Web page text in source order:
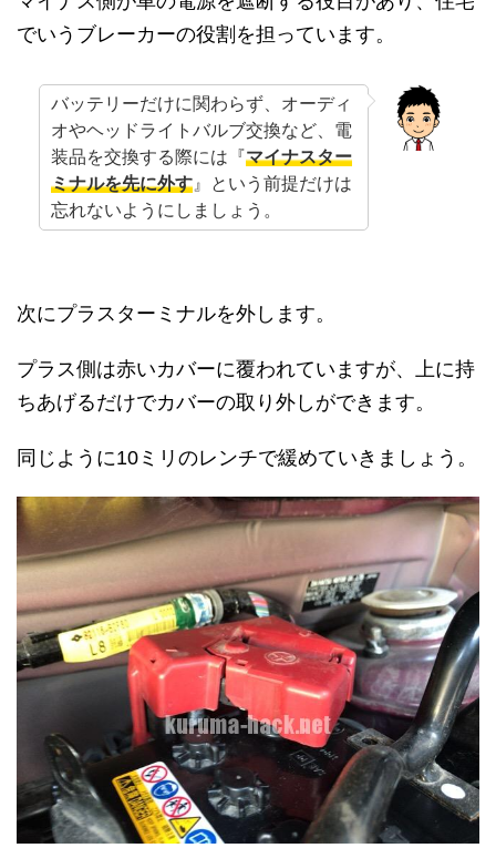
でいうブレーカーの役割を担っています。
バッテリーだけに関わらず、オーディ
オやヘッドライトバルブ交換など、電
装品を交換する際には『マイナスター
ミナルを先に外す 』という前提だけは
忘れないようにしましょう。
次にプラスターミナルを外します。
プラス側は赤いカバーに覆われていますが、上に持
ちあげるだけでカバーの取り外しができます。
同じように10ミリのレンチで緩めていきましょう。